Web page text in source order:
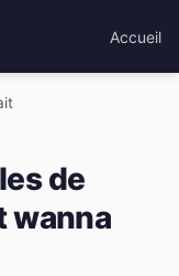
Accueil
de
wanna